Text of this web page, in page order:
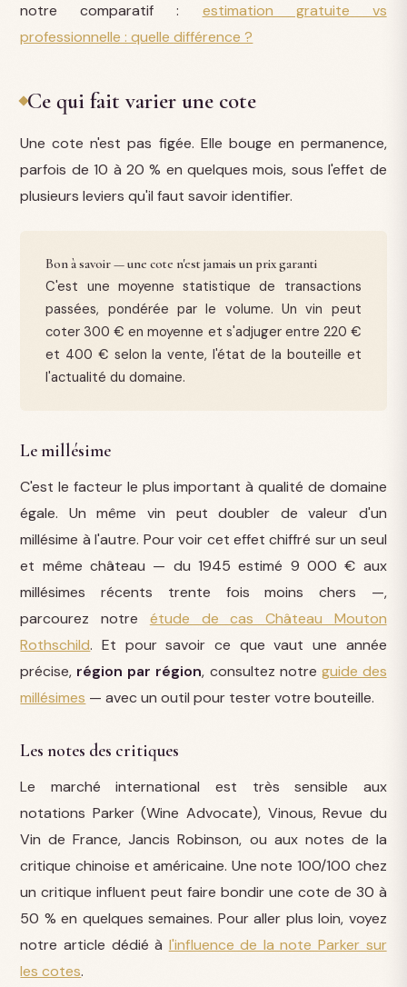
notre comparatif : estimation gratuite vs
professionnelle : quelle différence ?
Ce qui fait varier une cote
Une cote n'est pas figée. Elle bouge en permanence,
parfois de 10 à 20 % en quelques mois, sous l'effet de
plusieurs leviers qu'il faut savoir identifier.
Bon à savoir — une cote n'est jamais un prix garanti
C'est une moyenne statistique de transactions
passées, pondérée par le volume. Un vin peut
coter 300 € en moyenne et s'adjuger entre 220 €
et 400 € selon la vente, l'état de la bouteille et
l'actualité du domaine.
Le millésime
C'est le facteur le plus important à qualité de domaine
égale. Un même vin peut doubler de valeur d'un
millésime à l'autre. Pour voir cet effet chiffré sur un seul
et même château — du 1945 estimé 9 000 € aux
millésimes récents trente fois moins chers —,
parcourez notre étude de cas Château Mouton
Rothschild. Et pour savoir ce que vaut une année
précise, région par région, consultez notre guide des
millésimes — avec un outil pour tester votre bouteille.
Les notes des critiques
Le marché international est très sensible aux
notations Parker (Wine Advocate), Vinous, Revue du
Vin de France, Jancis Robinson, ou aux notes de la
critique chinoise et américaine. Une note 100/100 chez
un critique influent peut faire bondir une cote de 30 à
50 % en quelques semaines. Pour aller plus loin, voyez
notre article dédié à l'influence de la note Parker sur
les cotes.